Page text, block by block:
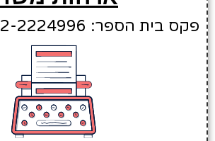
פקס בית הספר: 072-2224996